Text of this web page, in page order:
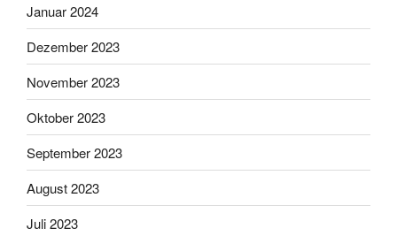
Januar 2024
Dezember 2023
November 2023
Oktober 2023
September 2023
August 2023
Juli 2023